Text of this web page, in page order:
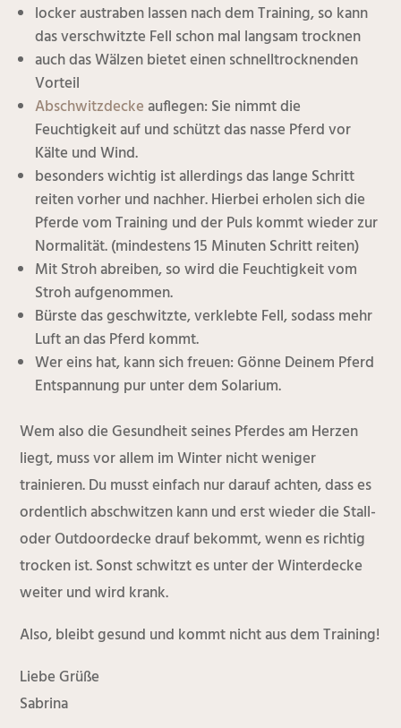
locker austraben lassen nach dem Training, so kann
das verschwitzte Fell schon mal langsam trocknen
auch das Wälzen bietet einen schnelltrocknenden
Vorteil
Abschwitzdeckeauflegen: Sie nimmt die
Feuchtigkeit auf und schützt das nasse Pferd vor
Kälte und Wind.
besonders wichtig ist allerdings das lange Schritt
reiten vorher und nachher. Hierbei erholen sich die
Pferde vom Training und der Puls kommt wieder zur
Normalität. (mindestens 15 Minuten Schritt reiten)
Mit Stroh abreiben, so wird die Feuchtigkeit vom
Stroh aufgenommen.
Bürste das geschwitzte, verklebte Fell, sodass mehr
Luft an das Pferd kommt.
Wer eins hat, kann sich freuen: Gönne Deinem Pferd
Entspannung pur unter dem Solarium.
Wem also die Gesundheit seines Pferdes am Herzen
liegt, muss vor allem im Winter nicht weniger
trainieren. Du musst einfach nur darauf achten, dass es
ordentlich abschwitzen kann und erst wieder die Stall-
oder Outdoordecke drauf bekommt, wenn es richtig
trocken ist. Sonst schwitzt es unter der Winterdecke
weiter und wird krank.
Also, bleibt gesund und kommt nicht aus dem Training!
Liebe Grüße
Sabrina